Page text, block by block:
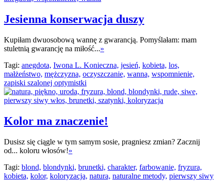
Jesienna konserwacja duszy
Kupiłam dwuosobową wannę z gwarancją. Pomyślałam: mam
stuletnią gwarancję na miłość...»
Tagi: anegdota, Iwona L. Konieczna, jesień, kobieta, los,
małżeństwo, mężczyzna, oczyszczanie, wanna, wspomnienie,
zapiski szalonej optymistki
Kolor ma znaczenie!
Dusisz się ciągle w tym samym sosie, pragniesz zmian? Zacznij
od... koloru włosów!»
Tagi: blond, blondynki, brunetki, charakter, farbowanie, fryzura,
kobieta, kolor, koloryzacja, natura, naturalne metody, pierwszy siwy